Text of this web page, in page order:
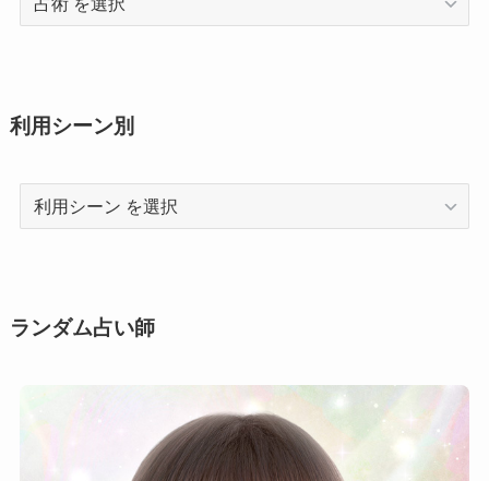
術
利用シーン別
利
用
ン
ランダム占い師